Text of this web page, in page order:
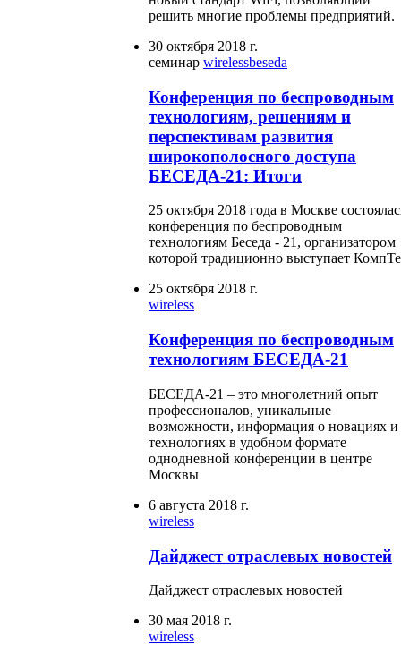
решить многие проблемы предприятий.
30 октября 2018 г.
семинар wirelessbeseda
Конференция по беспроводным
технологиям, решениям и
перспективам развития
широкополосного доступа
БЕСЕДА-21: Итоги
25 октября 2018 года в Москве
конференция по беспроводным
технологиям Беседа - 21, организатором
которой традиционно выступает
25 октября 2018 г.
wireless
Конференция по беспроводным
технологиям БЕСЕДА-21
БЕСЕДА-21 – это многолетний опыт
профессионалов, уникальные
возможности, информация о новациях и
технологиях в удобном формате
однодневной конференции в центре
Москвы
6 августа 2018 г.
wireless
Дайджест отраслевых новостей
Дайджест отраслевых новостей
30 мая 2018 г.
wireless